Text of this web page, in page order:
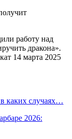
работу над
дракона».
14 марта 2025
каких случаях…
2026: